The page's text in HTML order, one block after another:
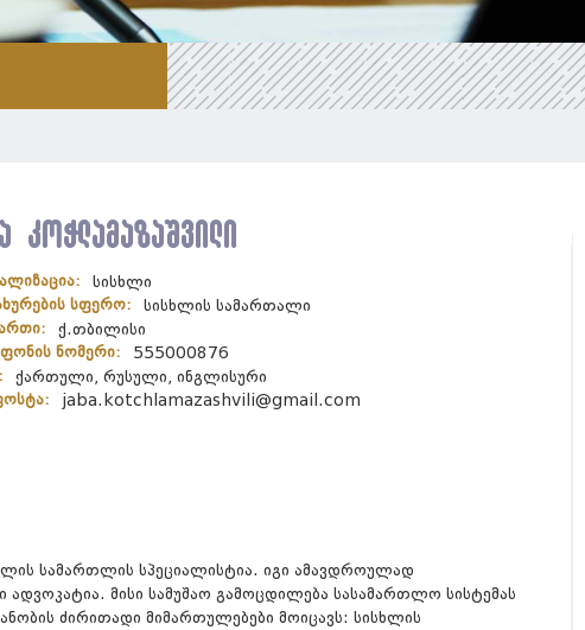
კოჭლამაზაშვილი
სისხლი
სფერო:
სისხლის სამართალი
ქ.თბილისი
ნომერი:
555000876
ქართული, რუსული, ინგლისური
jaba.kotchlamazashvili@gmail.com
სამართლის სპეციალისტია. იგი ამავდროულად
მისი სამუშაო გამოცდილება სასამართლო სისტემას
ძირითადი მიმართულებები მოიცავს: სისხლის